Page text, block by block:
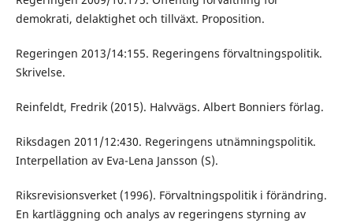
demokrati, delaktighet och tillväxt. Proposition.
Regeringen 2013/14:155. Regeringens förvaltningspolitik.
Skrivelse.
Reinfeldt, Fredrik (2015). Halvvägs. Albert Bonniers förlag.
Riksdagen 2011/12:430. Regeringens utnämningspolitik.
Interpellation av Eva-Lena Jansson (S).
Riksrevisionsverket (1996). Förvaltningspolitik i förändring.
En kartläggning och analys av regeringens styrning av